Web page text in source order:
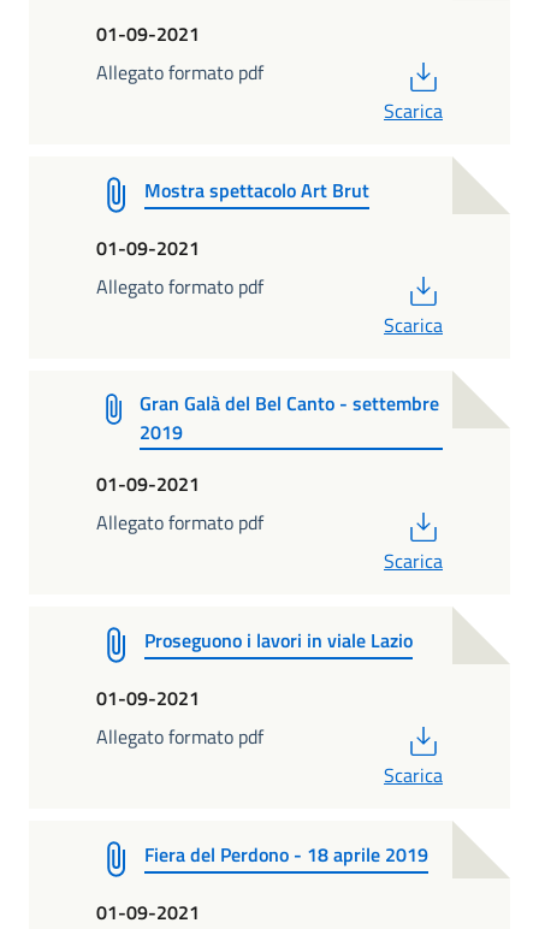
01-09-2021
Allegato formato pdf
Scarica
Mostra spettacolo Art Brut
01-09-2021
Allegato formato pdf
Scarica
Gran Galà del Bel Canto - settembre
2019
01-09-2021
Allegato formato pdf
Scarica
Proseguono i lavori in viale Lazio
01-09-2021
Allegato formato pdf
Scarica
Fiera del Perdono - 18 aprile 2019
01-09-2021